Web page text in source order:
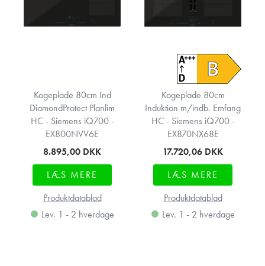
Kogeplade 80cm Ind
DiamondProtect Planlim
HC - Siemens iQ700 -
EX800NVV6E
8.895,00 DKK
LÆS MERE
Produktdatablad
Lev. 1 - 2 hverdage
Kogeplade 80cm
Induktion m/indb. Emfang
HC - Siemens iQ700 -
EX870NX68E
17.720,06 DKK
LÆS MERE
Produktdatablad
Lev. 1 - 2 hverdage